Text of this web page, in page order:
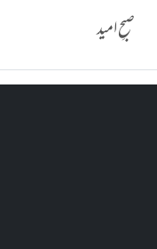
صبحِ امید